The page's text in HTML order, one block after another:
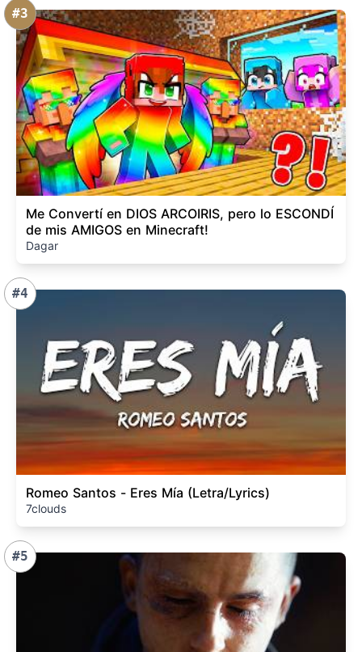
#3
Me Convertí en DIOS ARCOIRIS, pero lo ESCONDÍ
de mis AMIGOS en Minecraft!
Dagar
#4
Romeo Santos - Eres Mía (Letra/Lyrics)
7clouds
#5